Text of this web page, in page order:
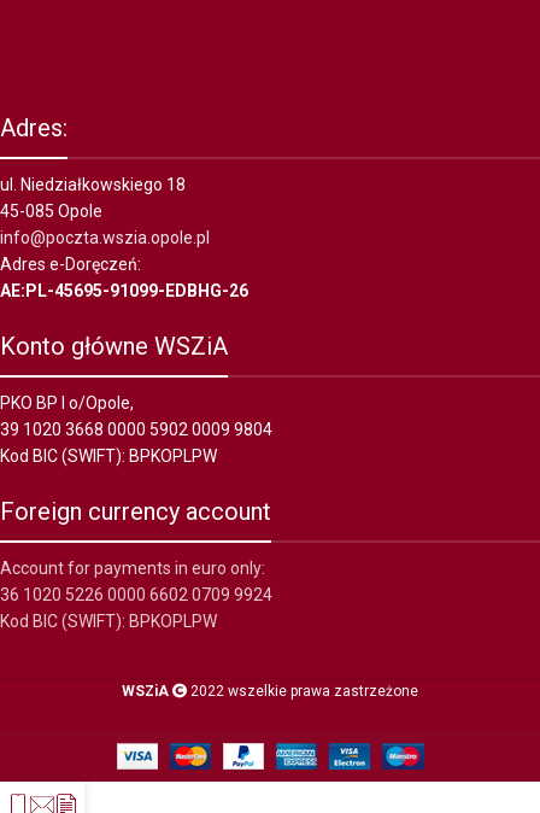
Adres:
ul. Niedziałkowskiego 18
45-085 Opole
info@poczta.wszia.opole.pl
Adres e-Doręczeń:
AE:PL-45695-91099-EDBHG-26
Konto główne WSZiA
PKO BP I o/Opole,
39 1020 3668 0000 5902 0009 9804
Kod BIC (SWIFT): BPKOPLPW
Foreign currency account
Account for payments in euro only:
36 1020 5226 0000 6602 0709 9924
Kod BIC (SWIFT): BPKOPLPW
WSZiA 2022 wszelkie prawa zastrzeżone